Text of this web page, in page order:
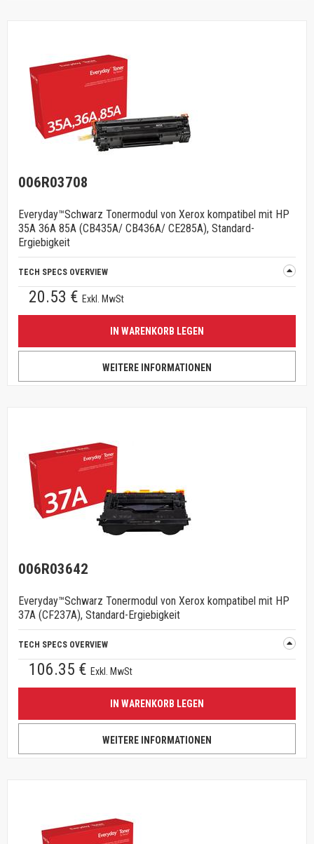
006R03708
Everyday™Schwarz Tonermodul von Xerox kompatibel mit HP
35A 36A 85A (CB435A/ CB436A/ CE285A), Standard-
Ergiebigkeit
TECH SPECS OVERVIEW
20.53 € Exkl. MwSt
IN WARENKORB LEGEN
WEITERE INFORMATIONEN
006R03642
Everyday™Schwarz Tonermodul von Xerox kompatibel mit HP
37A (CF237A), Standard-Ergiebigkeit
TECH SPECS OVERVIEW
106.35 € Exkl. MwSt
IN WARENKORB LEGEN
WEITERE INFORMATIONEN